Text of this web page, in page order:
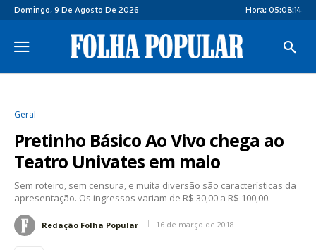
Domingo, 9 De Agosto De 2026 Hora: 05:08:15
Geral
Pretinho Básico Ao Vivo chega ao
Teatro Univates em maio
Sem roteiro, sem censura, e muita diversão são características da
apresentação. Os ingressos variam de R$ 30,00 a R$ 100,00.
Redação Folha Popular 16 de março de 2018